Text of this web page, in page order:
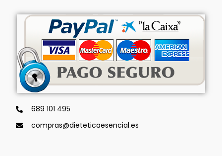
689 101 495
compras@dieteticaesencial.es